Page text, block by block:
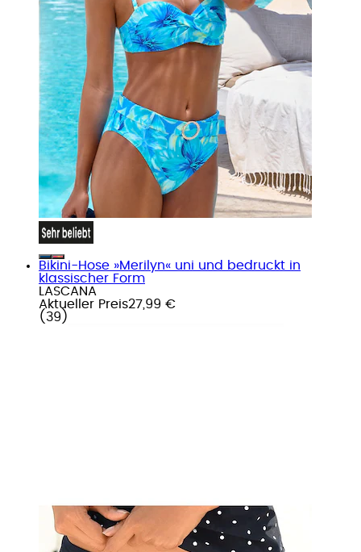
Bikini-Hose »Merilyn« uni und bedruckt in
klassischer Form
LASCANA
Aktueller Preis27,99 €
( 39 )